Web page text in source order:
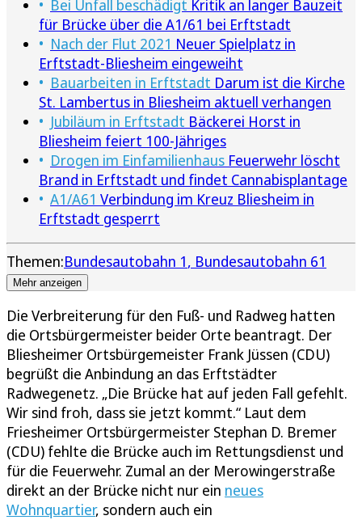
Bei Unfall beschädigt Kritik an langer Bauzeit
für Brücke über die A1/61 bei Erftstadt
Nach der Flut 2021 Neuer Spielplatz in
Erftstadt-Bliesheim eingeweiht
Bauarbeiten in Erftstadt Darum ist die Kirche
St. Lambertus in Bliesheim aktuell verhangen
Jubiläum in Erftstadt Bäckerei Horst in
Bliesheim feiert 100-Jähriges
Drogen im Einfamilienhaus Feuerwehr löscht
Brand in Erftstadt und findet Cannabisplantage
A1/A61 Verbindung im Kreuz Bliesheim in
Erftstadt gesperrt
Themen:Bundesautobahn 1 Bundesautobahn 61
Mehr anzeigen
Die Verbreiterung für den Fuß- und Radweg hatten
die Ortsbürgermeister beider Orte beantragt. Der
Bliesheimer Ortsbürgemeister Frank Jüssen (CDU)
begrüßt die Anbindung an das Erftstädter
Radwegenetz. „Die Brücke hat auf jeden Fall gefehlt.
Wir sind froh, dass sie jetzt kommt.“ Laut dem
Friesheimer Ortsbürgermeister Stephan D. Bremer
(CDU) fehlte die Brücke auch im Rettungsdienst und
für die Feuerwehr. Zumal an der Merowingerstraße
direkt an der Brücke nicht nur ein neues
Wohnquartier, sondern auch ein